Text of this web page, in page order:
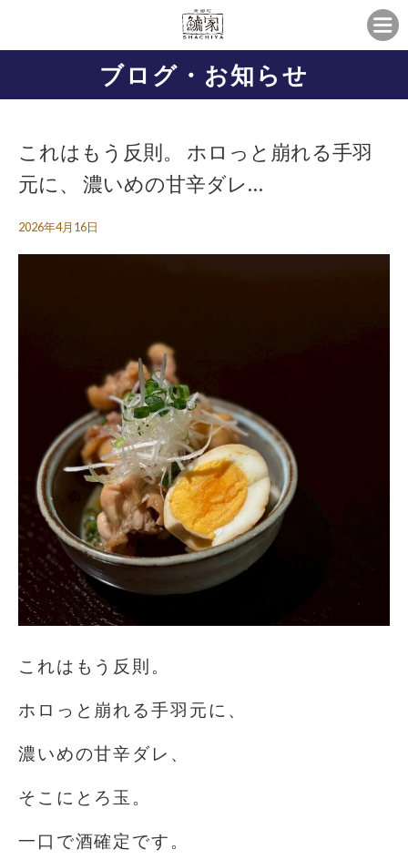
ブログ・お知らせ
これはもう反則。 ホロっと崩れる手羽
元に、 濃いめの甘辛ダレ…
2026年4月16日
これはもう反則。
ホロっと崩れる手羽元に、
濃いめの甘辛ダレ、
そこにとろ玉。
一口で酒確定です。